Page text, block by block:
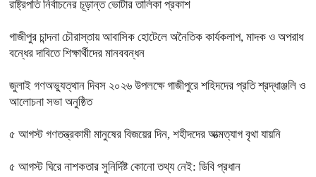
রাষ্ট্রপতি নির্বাচনের চূড়ান্ত ভোটার তালিকা প্রকাশ
গাজীপুর চান্দনা চৌরাস্তায় আবাসিক হোটেলে অনৈতিক কার্যকলাপ, মাদক ও অপরাধ
বন্ধের দাবিতে শিক্ষার্থীদের মানববন্ধন
জুলাই গণঅভ্যুত্থান দিবস ২০২৬ উপলক্ষে গাজীপুরে শহিদদের প্রতি শ্রদ্ধাঞ্জলি ও
আলোচনা সভা অনুষ্ঠিত
৫ আগস্ট গণতন্ত্রকামী মানুষের বিজয়ের দিন, শহীদদের আত্মত্যাগ বৃথা যায়নি
৫ আগস্ট ঘিরে নাশকতার সুনির্দিষ্ট কোনো তথ্য নেই: ডিবি প্রধান